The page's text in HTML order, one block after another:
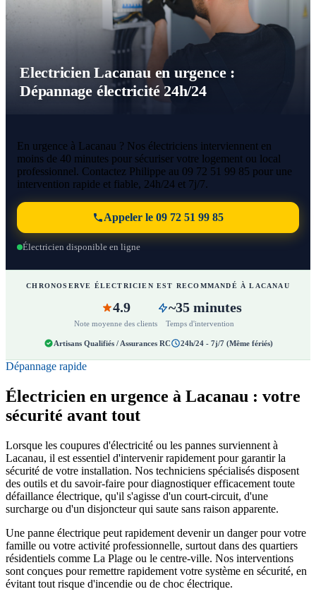
Electricien Lacanau en urgence :
Dépannage électricité 24h/24
En urgence à Lacanau ? Nos électriciens interviennent en
moins de 40 minutes pour sécuriser votre logement ou local
professionnel. Contactez Philippe au 09 72 51 99 85 pour une
intervention rapide et fiable, 24h/24 et 7j/7.
Appeler le 09 72 51 99 85
Électricien disponible en ligne
CHRONOSERVE ÉLECTRICIEN EST RECOMMANDÉ À LACANAU
4.9
Note moyenne des clients
~35 minutes
Temps d'intervention
Artisans Qualifiés / Assurances RC 24h/24 - 7j/7 (Même fériés)
Dépannage rapide
Électricien en urgence à Lacanau : votre
sécurité avant tout
Lorsque les coupures d'électricité ou les pannes surviennent à
Lacanau, il est essentiel d'intervenir rapidement pour garantir la
sécurité de votre installation. Nos techniciens spécialisés disposent
des outils et du savoir-faire pour diagnostiquer efficacement toute
défaillance électrique, qu'il s'agisse d'un court-circuit, d'une
surcharge ou d'un disjoncteur qui saute sans raison apparente.
Une panne électrique peut rapidement devenir un danger pour votre
famille ou votre activité professionnelle, surtout dans des quartiers
résidentiels comme La Plage ou le centre-ville. Nos interventions
sont conçues pour remettre rapidement votre système en sécurité, en
évitant tout risque d'incendie ou de choc électrique.